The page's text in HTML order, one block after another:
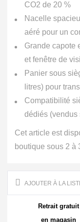
CO2 de 20 %
Nacelle
aéré pour un
Grande capote
et fenêtre de
Panier sous
litres) pour
Compatibilité
dédiés (vendus
Cet article est
boutique sous 2 à
AJOUTER À LA
Retrait gratuit
en magasin